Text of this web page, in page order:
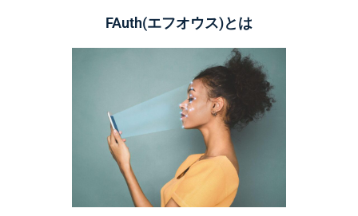
FAuth(エフオウス)とは